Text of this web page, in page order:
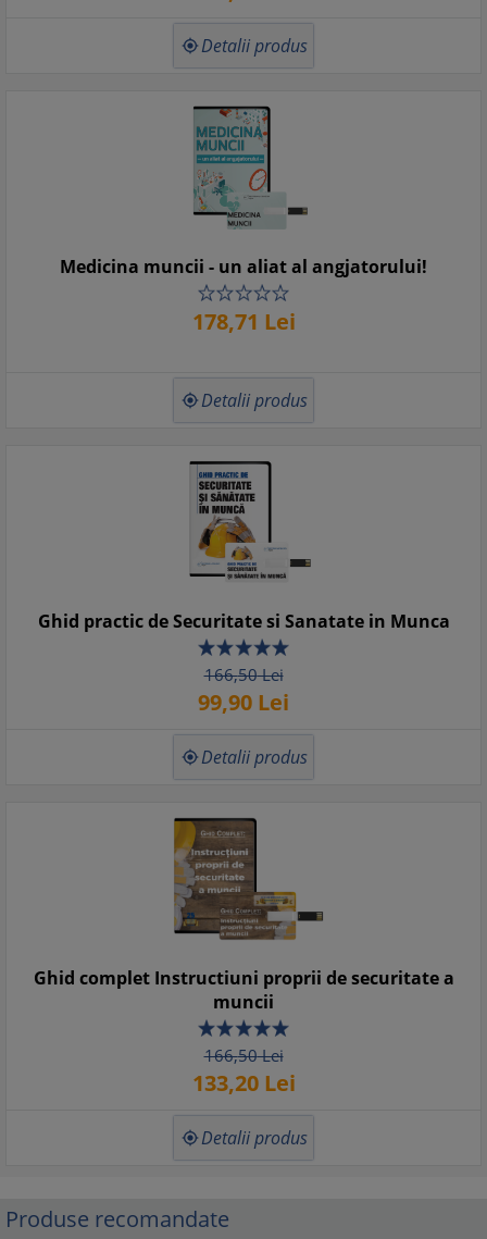
 Detalii produs
Medicina muncii - un aliat al angjatorului!
178,71 Lei
 Detalii produs
Ghid practic de Securitate si Sanatate in Munca
166,50Lei
99,90 Lei
 Detalii produs
Ghid complet Instructiuni proprii de securitate a
muncii
166,50Lei
133,20Lei
 Detalii produs
Produse recomandate